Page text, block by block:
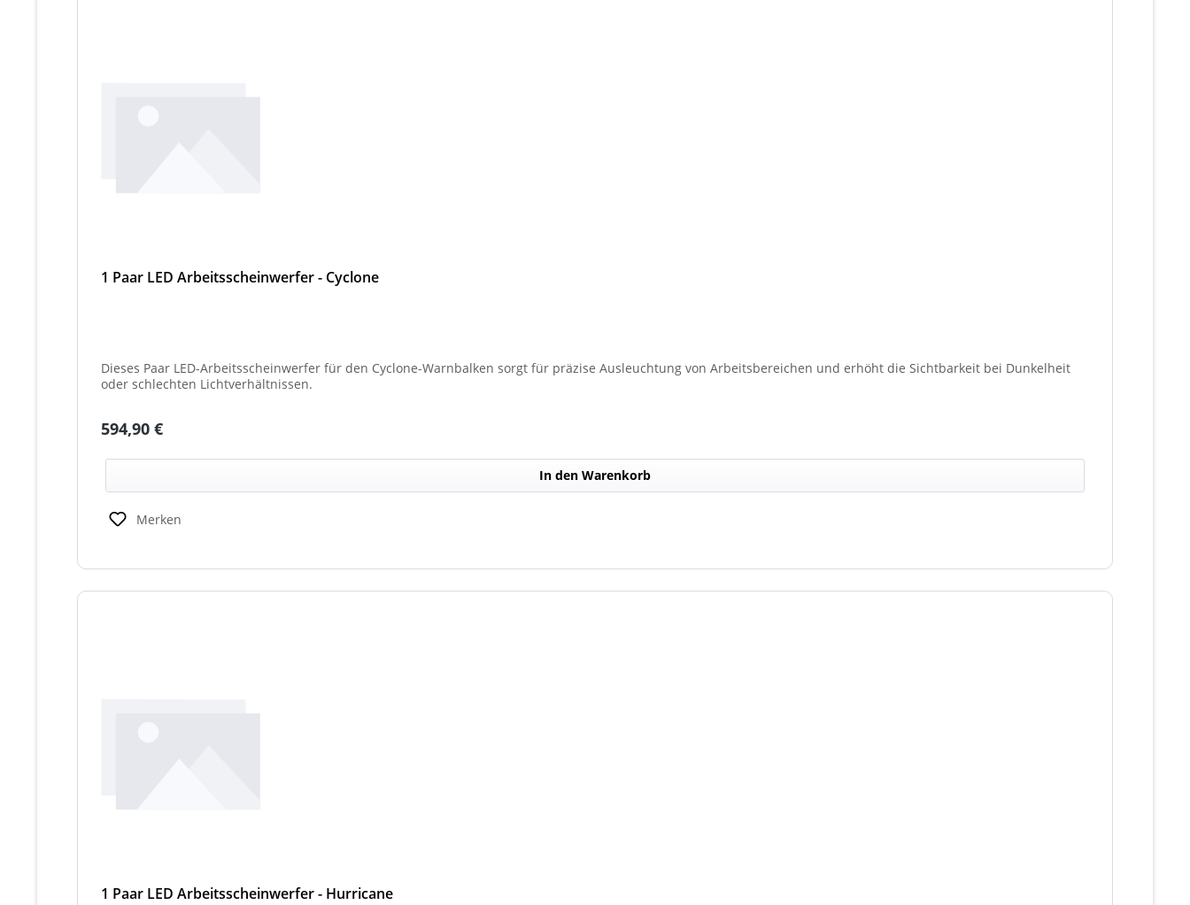
1 Paar LED Arbeitsscheinwerfer - Cyclone
Dieses Paar LED-Arbeitsscheinwerfer für den Cyclone-Warnbalken sorgt für präzise Ausleuchtung von Arbeitsbereichen und erhöht die Sichtbarkeit bei Dunkelheit
oder schlechten Lichtverhältnissen.
Regulärer Preis:
594,90 €
In den Warenkorb
Merken
1 Paar LED Arbeitsscheinwerfer - Hurricane